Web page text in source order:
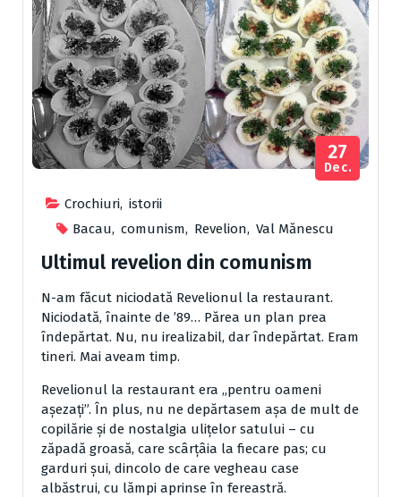
Crochiuri, istorii
Bacau, comunism, Revelion, Val Mănescu
27
Dec.
Ultimul revelion din comunism
N-am făcut niciodată Revelionul la restaurant.
Niciodată, înainte de ’89… Părea un plan prea
îndepărtat. Nu, nu irealizabil, dar îndepărtat. Eram
tineri. Mai aveam timp.
Revelionul la restaurant era „pentru oameni
aşezaţi”. În plus, nu ne depărtasem aşa de mult de
copilărie şi de nostalgia uliţelor satului – cu
zăpadă groasă, care scârţâia la fiecare pas; cu
garduri şui, dincolo de care vegheau case
albăstrui, cu lămpi aprinse în fereastră.